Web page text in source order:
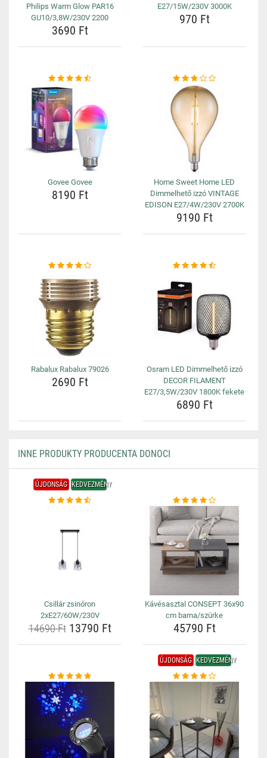
Philips Warm Glow PAR16
GU10/3,8W/230V 2200
3690 Ft
E27/15W/230V 3000K
970 Ft
Govee Govee
8190 Ft
Home Sweet Home LED
Dimmelhető izzó VINTAGE
EDISON E27/4W/230V 2700K
9190 Ft
Rabalux Rabalux 79026
2690 Ft
Osram LED Dimmelhető izzó
DECOR FILAMENT
E27/3,5W/230V 1800K fekete
6890 Ft
INNE PRODUKTY PRODUCENTA DONOCI
ÚJDONSÁG KEDVEZMÉNY
Csillár zsinóron
2xE27/60W/230V
14690 Ft13790 Ft
Kávésasztal CONSEPT 36x90
cm barna/szürke
45790 Ft
ÚJDONSÁG KEDVEZMÉNY